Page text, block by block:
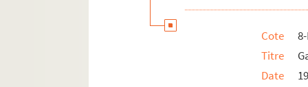
Rue Richer
Rue Saint-Georges
Cote
Titre
Date